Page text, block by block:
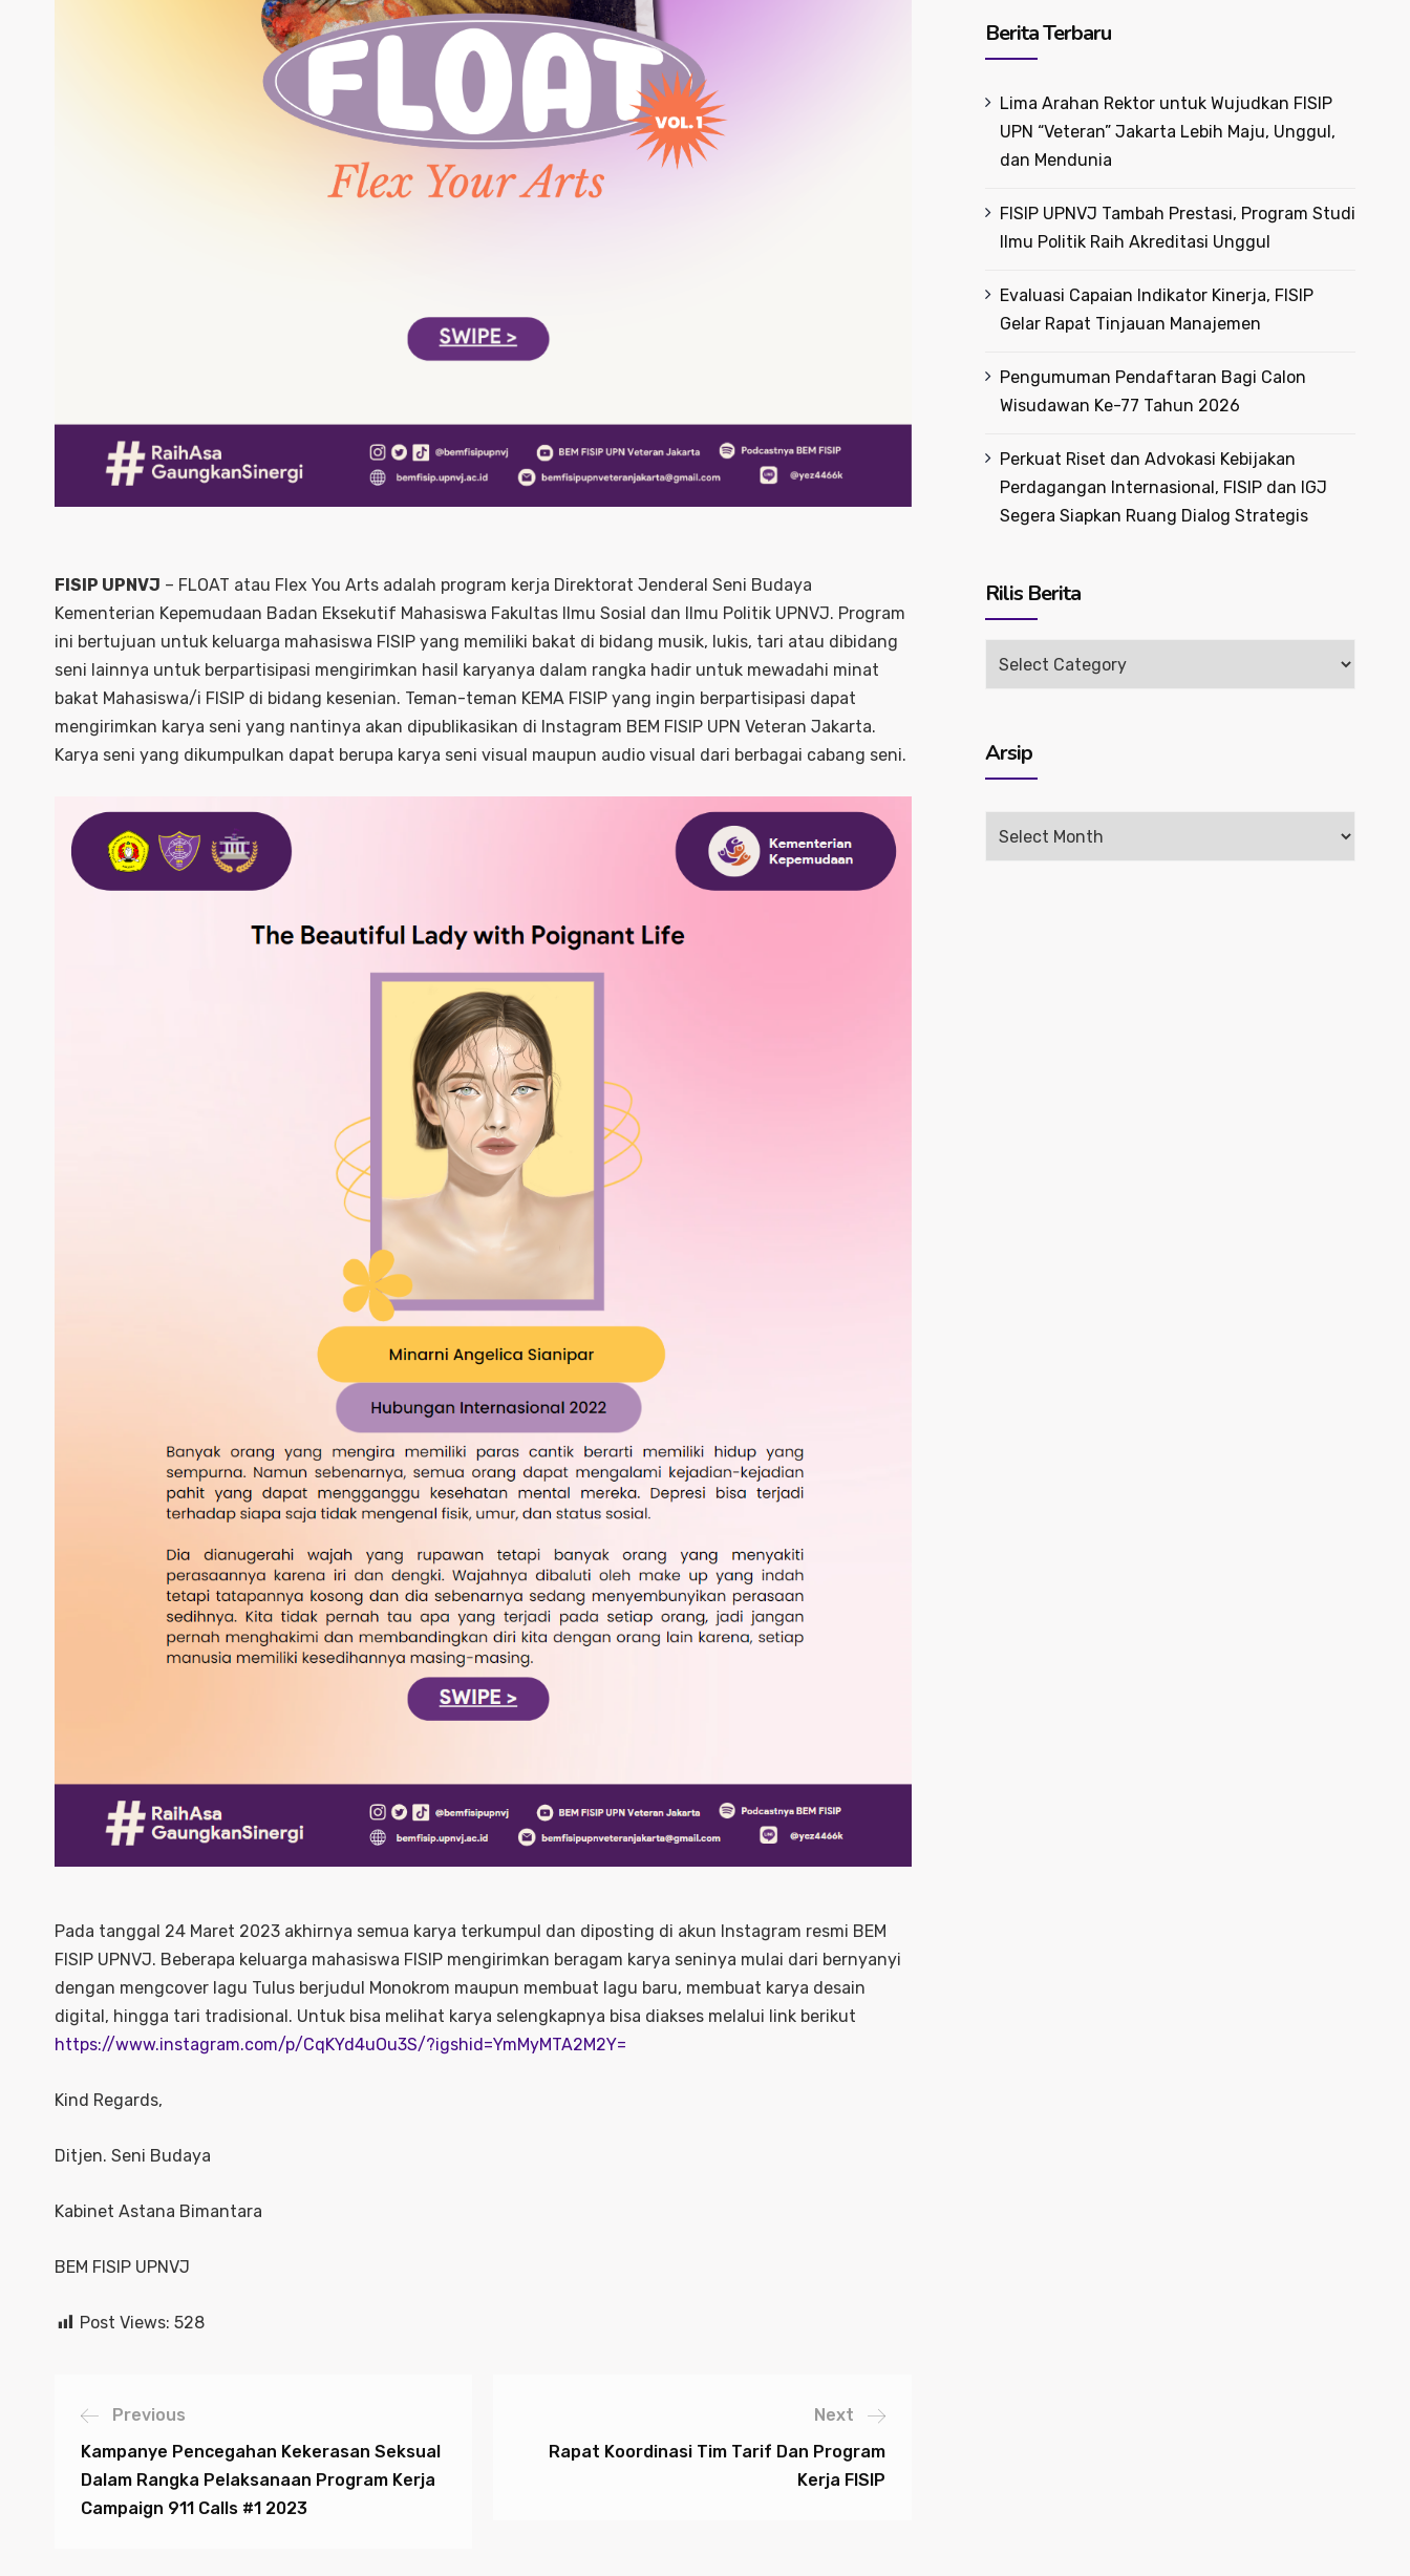
FISIP UPNVJ – FLOAT atau Flex You Arts adalah program kerja Direktorat Jenderal Seni Budaya
Kementerian Kepemudaan Badan Eksekutif Mahasiswa Fakultas Ilmu Sosial dan Ilmu Politik UPNVJ. Program
ini bertujuan untuk keluarga mahasiswa FISIP yang memiliki bakat di bidang musik, lukis, tari atau dibidang
seni lainnya untuk berpartisipasi mengirimkan hasil karyanya dalam rangka hadir untuk mewadahi minat
bakat Mahasiswa/i FISIP di bidang kesenian. Teman-teman KEMA FISIP yang ingin berpartisipasi dapat
mengirimkan karya seni yang nantinya akan dipublikasikan di Instagram BEM FISIP UPN Veteran Jakarta.
Karya seni yang dikumpulkan dapat berupa karya seni visual maupun audio visual dari berbagai cabang seni.
Pada tanggal 24 Maret 2023 akhirnya semua karya terkumpul dan diposting di akun Instagram resmi BEM
FISIP UPNVJ. Beberapa keluarga mahasiswa FISIP mengirimkan beragam karya seninya mulai dari bernyanyi
dengan mengcover lagu Tulus berjudul Monokrom maupun membuat lagu baru, membuat karya desain
digital, hingga tari tradisional. Untuk bisa melihat karya selengkapnya bisa diakses melalui link berikut
https://www.instagram.com/p/CqKYd4uOu3S/?igshid=YmMyMTA2M2Y=
Kind Regards,
Ditjen. Seni Budaya
Kabinet Astana Bimantara
BEM FISIP UPNVJ
Post Views: 528
Previous
Kampanye Pencegahan Kekerasan Seksual
Dalam Rangka Pelaksanaan Program Kerja
Campaign 911 Calls #1 2023
Next
Rapat Koordinasi Tim Tarif Dan Program
Kerja FISIP
Berita Terbaru
Lima Arahan Rektor untuk Wujudkan FISIP
UPN “Veteran” Jakarta Lebih Maju, Unggul,
dan Mendunia
FISIP UPNVJ Tambah Prestasi, Program Studi
Ilmu Politik Raih Akreditasi Unggul
Evaluasi Capaian Indikator Kinerja, FISIP
Gelar Rapat Tinjauan Manajemen
Pengumuman Pendaftaran Bagi Calon
Wisudawan Ke-77 Tahun 2026
Perkuat Riset dan Advokasi Kebijakan
Perdagangan Internasional, FISIP dan IGJ
Segera Siapkan Ruang Dialog Strategis
Rilis Berita
Rilis
Arsip
Arsip